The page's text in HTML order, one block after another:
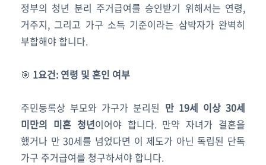
정부의 청년 분리 주거급여를 승인받기 위해서는 연령,
거주지, 그리고 가구 소득 기준이라는 삼박자가 완벽히
부합해야 합니다.
🎯 1요건: 연령 및 혼인 여부
주민등록상 부모와 가구가 분리된 만 19세 이상 30세
미만의 미혼 청년이어야 합니다. 만약 자녀가 결혼을
했거나 만 30세를 넘었다면 이 제도가 아닌 독립된 단독
가구 주거급여를 청구하셔야 합니다.